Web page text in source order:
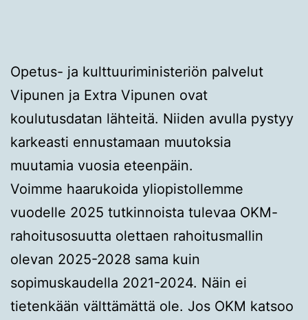
Opetus- ja kulttuuriministeriön palvelut
Vipunen ja Extra Vipunen ovat
koulutusdatan lähteitä. Niiden avulla pystyy
karkeasti ennustamaan muutoksia
muutamia vuosia eteenpäin.
Voimme haarukoida yliopistollemme
vuodelle 2025 tutkinnoista tulevaa OKM-
rahoitusosuutta olettaen rahoitusmallin
olevan 2025-2028 sama kuin
sopimuskaudella 2021-2024. Näin ei
tietenkään välttämättä ole. Jos OKM katsoo